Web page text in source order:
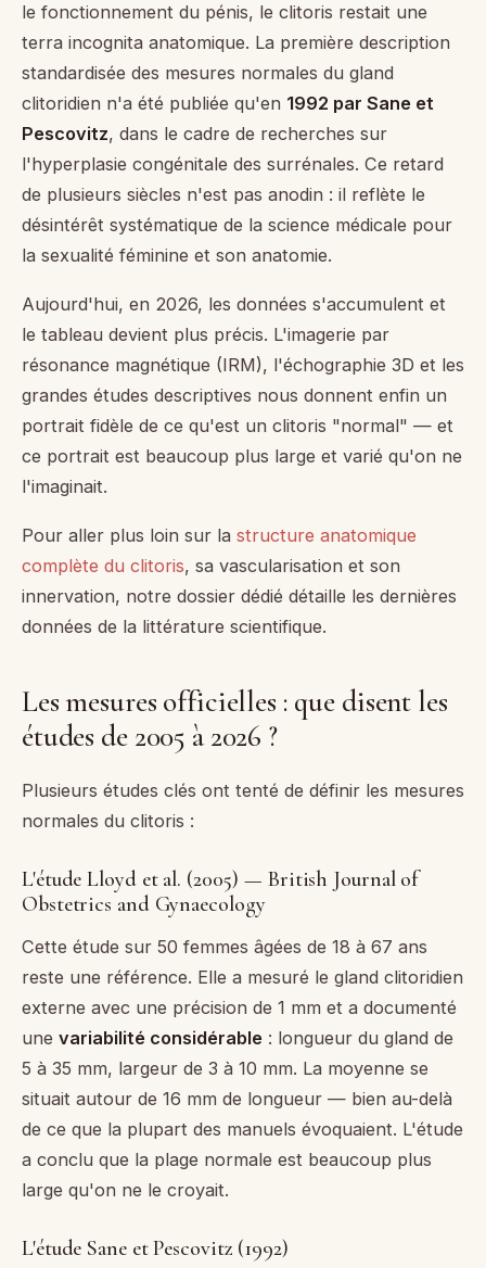
le fonctionnement du pénis, le clitoris restait une
terra incognita anatomique. La première description
standardisée des mesures normales du gland
clitoridien n'a été publiée qu'en 1992 par Sane et
Pescovitz, dans le cadre de recherches sur
l'hyperplasie congénitale des surrénales. Ce retard
de plusieurs siècles n'est pas anodin : il reflète le
désintérêt systématique de la science médicale pour
la sexualité féminine et son anatomie.
Aujourd'hui, en 2026, les données s'accumulent et
le tableau devient plus précis. L'imagerie par
résonance magnétique (IRM), l'échographie 3D et les
grandes études descriptives nous donnent enfin un
portrait fidèle de ce qu'est un clitoris "normal" — et
ce portrait est beaucoup plus large et varié qu'on ne
l'imaginait.
Pour aller plus loin sur la structure anatomique
complète du clitoris, sa vascularisation et son
innervation, notre dossier dédié détaille les dernières
données de la littérature scientifique.
Les mesures officielles : que disent les
études de 2005 à 2026 ?
Plusieurs études clés ont tenté de définir les mesures
normales du clitoris :
L'étude Lloyd et al. (2005) — British Journal of
Obstetrics and Gynaecology
Cette étude sur 50 femmes âgées de 18 à 67 ans
reste une référence. Elle a mesuré le gland clitoridien
externe avec une précision de 1 mm et a documenté
une variabilité considérable : longueur du gland de
5 à 35 mm, largeur de 3 à 10 mm. La moyenne se
situait autour de 16 mm de longueur — bien au-delà
de ce que la plupart des manuels évoquaient. L'étude
a conclu que la plage normale est beaucoup plus
large qu'on ne le croyait.
L'étude Sane et Pescovitz (1992)